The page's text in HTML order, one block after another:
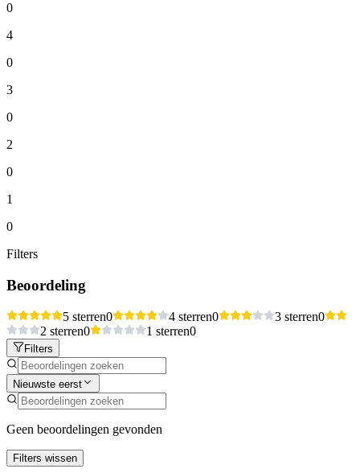
0
4
0
3
0
2
0
1
0
Filters
Beoordeling
5 sterren0 4 sterren0 3 sterren0
2 sterren0 1 sterren0
Filters
Nieuwste eerst
Geen beoordelingen gevonden
Filters wissen